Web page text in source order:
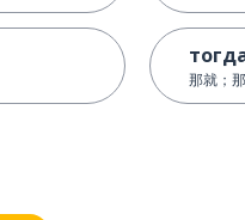
那就；